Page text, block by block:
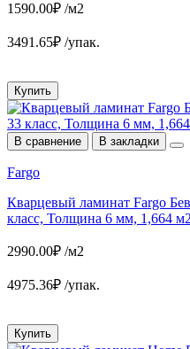
1590.00₽ /м2
3491.65₽ /упак.
Купить
В сравнение В закладки
Fargo
Кварцевый ламинат Fargo
класс, Толщина 6 мм, 1,664 м2
2990.00₽ /м2
4975.36₽ /упак.
Купить